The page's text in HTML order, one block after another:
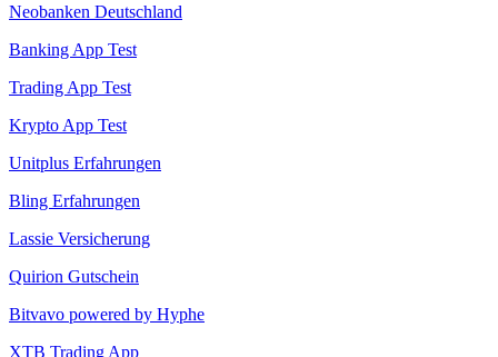
Neobanken Deutschland
Banking App Test
Trading App Test
Krypto App Test
Unitplus Erfahrungen
Bling Erfahrungen
Lassie Versicherung
Quirion Gutschein
Bitvavo powered by Hyphe
XTB Trading App